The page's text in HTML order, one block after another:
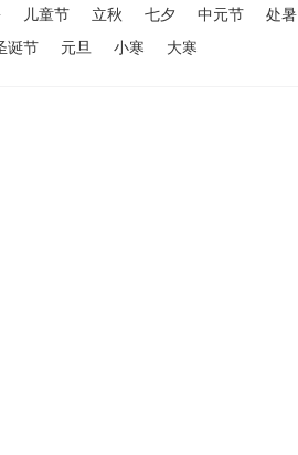
儿童节 立秋 七夕 中元节 处暑
诞节 元旦 小寒 大寒